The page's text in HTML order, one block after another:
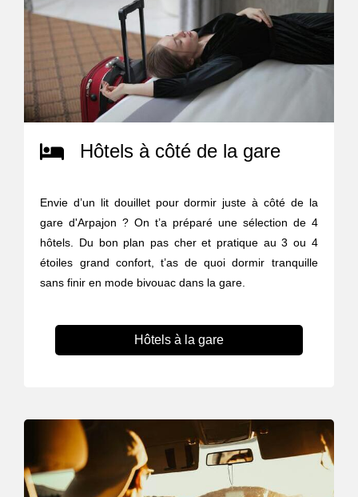
Hôtels à côté de la gare
Envie d’un lit douillet pour dormir juste à côté de la
gare d'Arpajon ? On t’a préparé une sélection de 4
hôtels. Du bon plan pas cher et pratique au 3 ou 4
étoiles grand confort, t’as de quoi dormir tranquille
sans finir en mode bivouac dans la gare.
Hôtels à la gare